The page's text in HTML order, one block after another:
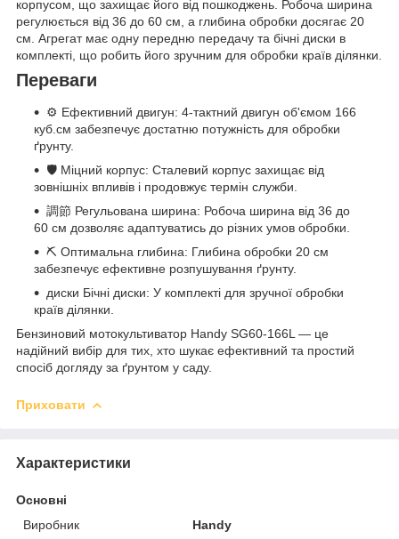
корпусом, що захищає його від пошкоджень. Робоча ширина
регулюється від 36 до 60 см, а глибина обробки досягає 20
см. Агрегат має одну передню передачу та бічні диски в
комплекті, що робить його зручним для обробки країв ділянки.
Переваги
⚙️ Ефективний двигун: 4-тактний двигун об'ємом 166
куб.см забезпечує достатню потужність для обробки
ґрунту.
🛡️ Міцний корпус: Сталевий корпус захищає від
зовнішніх впливів і продовжує термін служби.
調節 Регульована ширина: Робоча ширина від 36 до
60 см дозволяє адаптуватись до різних умов обробки.
⛏️ Оптимальна глибина: Глибина обробки 20 см
забезпечує ефективне розпушування ґрунту.
диски Бічні диски: У комплекті для зручної обробки
країв ділянки.
Бензиновий мотокультиватор Handy SG60-166L — це
надійний вибір для тих, хто шукає ефективний та простий
спосіб догляду за ґрунтом у саду.
Приховати
Характеристики
Основні
Виробник
Handy